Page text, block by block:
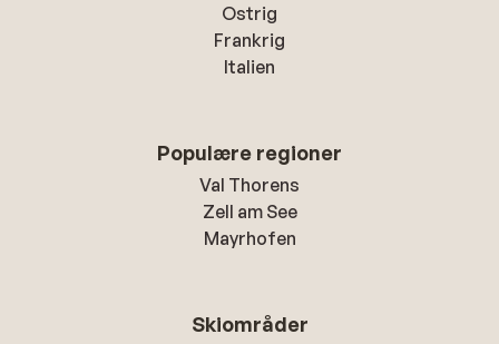
Ostrig
Frankrig
Italien
Populære regioner
Val Thorens
Zell am See
Mayrhofen
Skiområder